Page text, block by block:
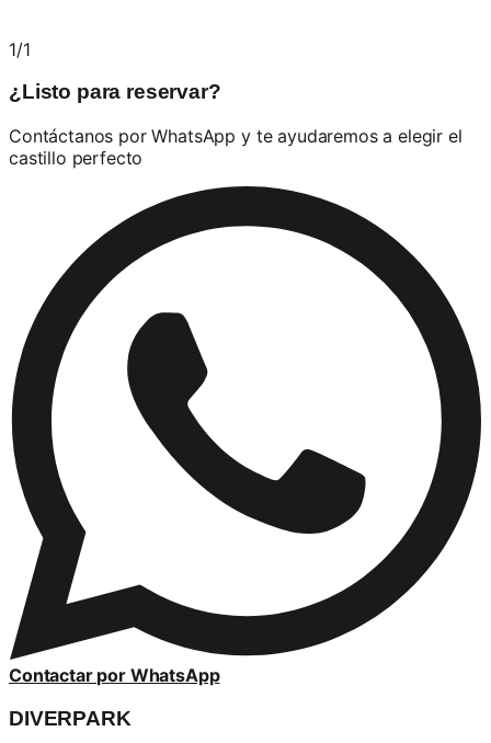
1/1
¿Listo para reservar?
Contáctanos por WhatsApp y te ayudaremos a elegir el
castillo perfecto
Contactar por WhatsApp
DIVERPARK